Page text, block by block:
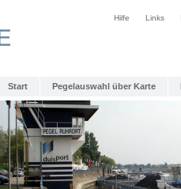
Hilfe Links
Start Pegelauswahl über Karte